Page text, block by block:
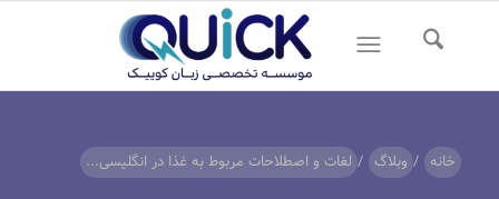
خانه / وبلاگ / لغات و اصطلاحات مربوط به غذا در انگلیسی...